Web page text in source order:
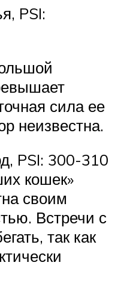
PSI:
сила ее
неизвестна.
PSI: 300-310
кошек»
своим
Встречи с
так как